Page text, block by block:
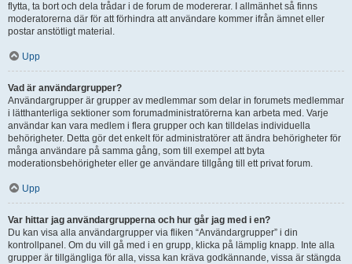
flytta, ta bort och dela trådar i de forum de modererar. I allmänhet så finns
moderatorerna där för att förhindra att användare kommer ifrån ämnet eller
postar anstötligt material.
Upp
Vad är användargrupper?
Användargrupper är grupper av medlemmar som delar in forumets medlemmar
i lätthanterliga sektioner som forumadministratörerna kan arbeta med. Varje
användar kan vara medlem i flera grupper och kan tilldelas individuella
behörigheter. Detta gör det enkelt för administratörer att ändra behörigheter för
många användare på samma gång, som till exempel att byta
moderationsbehörigheter eller ge användare tillgång till ett privat forum.
Upp
Var hittar jag användargrupperna och hur går jag med i en?
Du kan visa alla användargrupper via fliken “Användargrupper” i din
kontrollpanel. Om du vill gå med i en grupp, klicka på lämplig knapp. Inte alla
grupper är tillgängliga för alla, vissa kan kräva godkännande, vissa är stängda